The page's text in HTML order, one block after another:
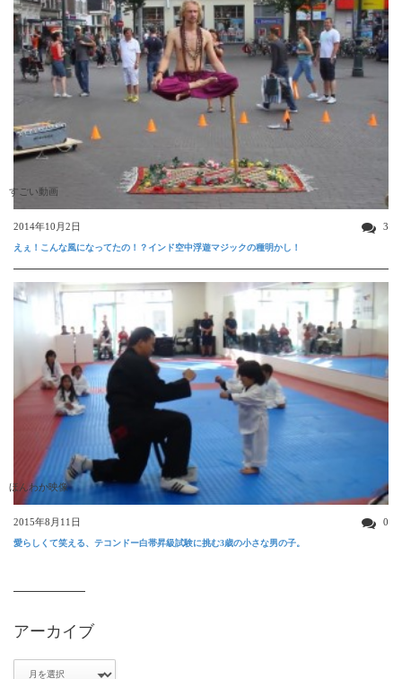
すごい動画
2014年10月2日 3
えぇ！こんな風になってたの！？インド空中浮遊マジックの種明かし！
ほんわか映像
2015年8月11日 0
愛らしくて笑える、テコンドー白帯昇級試験に挑む3歳の小さな男の子。
アーカイブ